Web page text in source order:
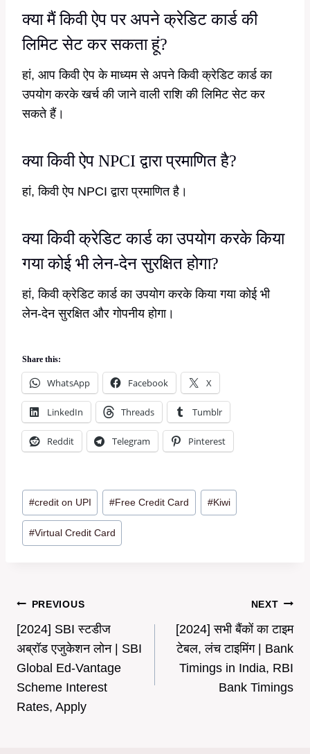
क्या मैं किवी ऐप पर अपने क्रेडिट कार्ड की
लिमिट सेट कर सकता हूं?
हां, आप किवी ऐप के माध्यम से अपने किवी क्रेडिट कार्ड का
उपयोग करके खर्च की जाने वाली राशि की लिमिट सेट कर
सकते हैं।
क्या किवी ऐप NPCI द्वारा प्रमाणित है?
हां, किवी ऐप NPCI द्वारा प्रमाणित है।
क्या किवी क्रेडिट कार्ड का उपयोग करके किया
गया कोई भी लेन-देन सुरक्षित होगा?
हां, किवी क्रेडिट कार्ड का उपयोग करके किया गया कोई भी
लेन-देन सुरक्षित और गोपनीय होगा।
Share this:
WhatsApp Facebook X
LinkedIn Threads Tumblr
Reddit Telegram Pinterest
Post
Tags:
#credit on UPI #Free Credit Card #Kiwi
#Virtual Credit Card
Post
navigation
PREVIOUS
[2024] SBI स्टडीज
अब्रॉड एजुकेशन लोन | SBI
Global Ed-Vantage
Scheme Interest
Rates, Apply
NEXT
[2024] सभी बैंकों का टाइम
टेबल, लंच टाइमिंग | Bank
Timings in India, RBI
Bank Timings